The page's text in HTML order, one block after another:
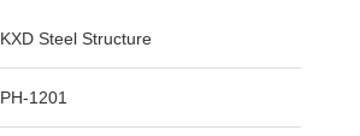
KXD Steel Structure
PH-1201